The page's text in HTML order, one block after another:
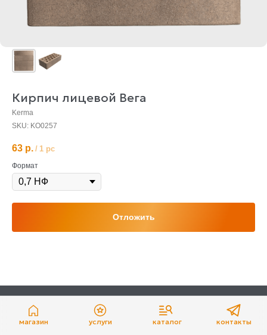
магазин услуги каталог контакты
Кирпич лицевой Вега
Kerma
SKU: KO0257
63 р. / 1 pc
Формат
Отложить